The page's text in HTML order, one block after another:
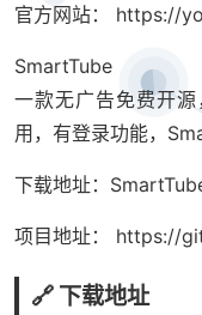
官方网站： https://
SmartTube
一款无广告免费开
用，有登录功能，
下载地址：
项目地址： https://
🔗 下载地址